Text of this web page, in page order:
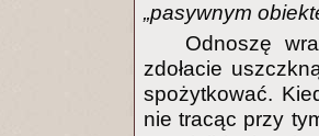
„pasywnym
Odnoszę
zdołacie
spożytkować.
nie tracąc przy